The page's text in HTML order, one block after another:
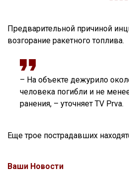
Предварительной причиной
возгорание ракетного топлива.
– На объекте дежурило
человека погибли и не
ранения, – уточняет TV Prva.
Еще трое пострадавших
Ваши Новости